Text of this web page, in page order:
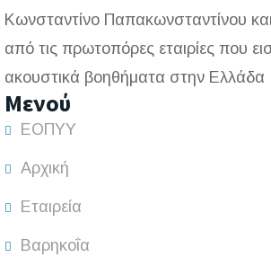
Κωνσταντίνο Παπακωνσταντίνου και
από τις πρωτοπόρες εταιρίες που
ακουστικά βοηθήματα στην Ελλάδα
Μενού
ΕΟΠΥΥ
Αρχική
Εταιρεία
Βαρηκοΐα